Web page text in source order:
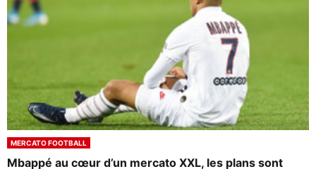
MERCATO FOOTBALL
Mbappé au cœur d’un mercato XXL, les plans sont